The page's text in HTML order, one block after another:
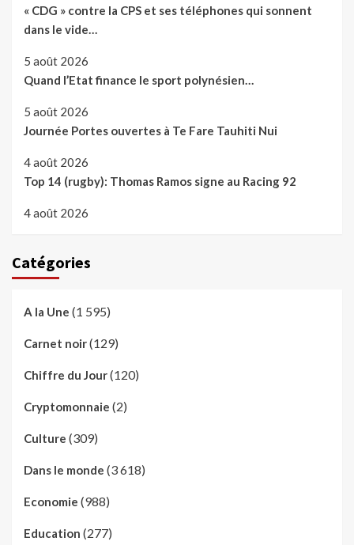
« CDG » contre la CPS et ses téléphones qui sonnent
dans le vide…
5 août 2026
Quand l’Etat finance le sport polynésien…
5 août 2026
Journée Portes ouvertes à Te Fare Tauhiti Nui
4 août 2026
Top 14 (rugby): Thomas Ramos signe au Racing 92
4 août 2026
Catégories
A la Une (1 595)
Carnet noir(129)
Chiffre du Jour(120)
Cryptomonnaie (2)
Culture (309)
Dans le monde (3 618)
Economie (988)
Education (277)